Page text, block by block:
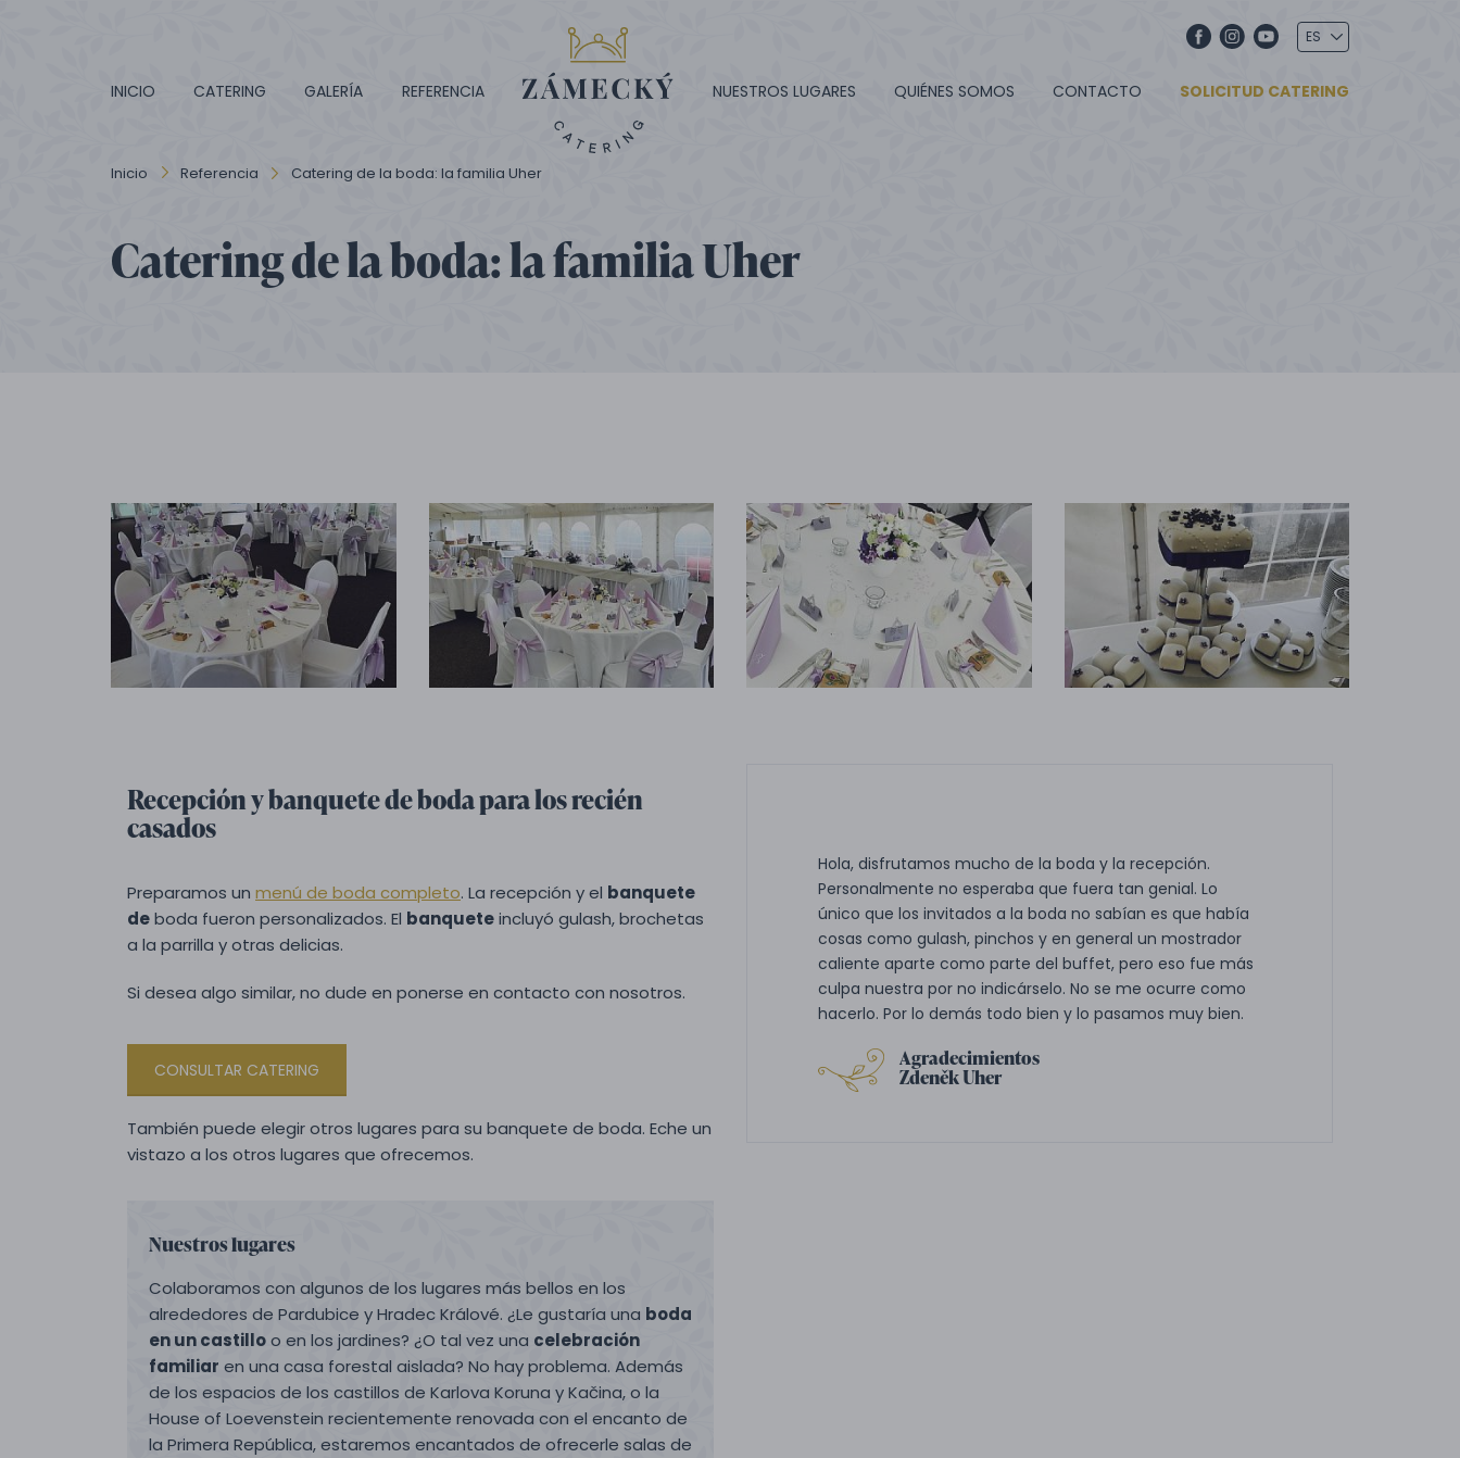
SOLICITUD CATERING
INICIO CATERING GALERÍA REFERENCIA NUESTROS LUGARES QUIÉNES SOMOS CONTACTO
Inicio Referencia Catering de la boda: la familia Uher
Catering de la boda: la familia Uher
Recepción y banquete de boda para los recién
casados
Preparamos un menú de boda completo. La recepción y el banquete
deboda fueron personalizados. El banqueteincluyó gulash, brochetas
a la parrilla y otras delicias.
Si desea algo similar, no dude en ponerse en contacto con nosotros.
CONSULTAR CATERING
También puede elegir otros lugares para su banquete de boda. Eche un
vistazo a los otros lugares que ofrecemos.
Nuestros lugares
Colaboramos con algunos de los lugares más bellos en los
alrededores de Pardubice y Hradec Králové. ¿Le gustaría una boda
en un castilloo en los jardines? ¿O tal vez una celebración
familiar en una casa forestal aislada? No hay problema. Además
de los espacios de los castillos de Karlova Koruna y Kačina, o la
House of Loevenstein recientemente renovada con el encanto de
la Primera República, estaremos encantados de ofrecerle salas de
Hola, disfrutamos mucho de la boda y la recepción.
Personalmente no esperaba que fuera tan genial. Lo
único que los invitados a la boda no sabían es que había
cosas como gulash, pinchos y en general un mostrador
caliente aparte como parte del buffet, pero eso fue más
culpa nuestra por no indicárselo. No se me ocurre como
hacerlo. Por lo demás todo bien y lo pasamos muy bien.
Agradecimientos
Zdeněk Uher